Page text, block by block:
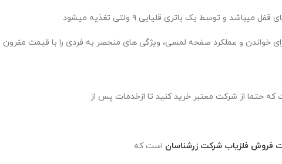
و توسط یک باتری قلیایی ۹ ولتی تغذیه میشود
خواندن و عملکرد صفحه لمسی، ویژگی های منحصر به فردی را با قیمت مقرون
که حتما از شرکت معتبر خرید کنید تا ازخدمات پس از
فروش فلزیاب شرکت زرشناسان است که